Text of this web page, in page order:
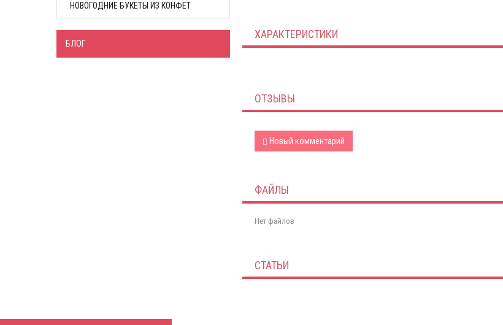
НОВОГОДНИЕ БУКЕТЫ ИЗ КОНФЕТ
БЛОГ
ХАРАКТЕРИСТИКИ
ОТЗЫВЫ
Новый комментарий
ФАЙЛЫ
Нет файлов
СТАТЬИ